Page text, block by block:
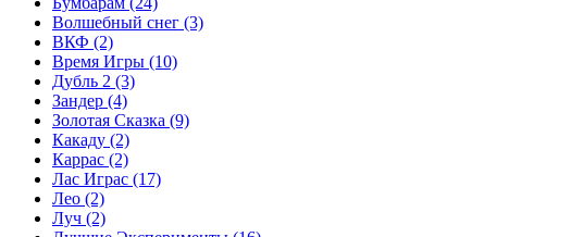
Волшебный снег (3)
ВКФ (2)
Время Игры (10)
Дубль 2 (3)
Зандер (4)
Золотая Сказка (9)
Какаду (2)
Каррас (2)
Лас Играс (17)
Лео (2)
Луч (2)